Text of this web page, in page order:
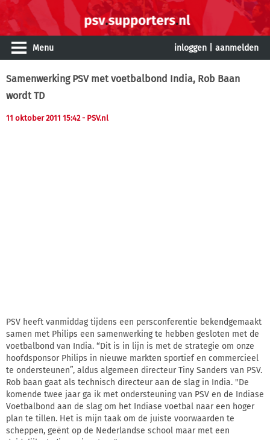
Menu inloggen aanmelden
Samenwerking PSV met voetbalbond India, Rob Baan
wordt TD
11 oktober 2011 15:42- PSV.nl
PSV heeft vanmiddag tijdens een persconferentie bekendgemaakt
samen met Philips een samenwerking te hebben gesloten met de
voetbalbond van India. “Dit is in lijn is met de strategie om onze
hoofdsponsor Philips in nieuwe markten sportief en commercieel
te ondersteunen”, aldus algemeen directeur Tiny Sanders van PSV.
Rob baan gaat als technisch directeur aan de slag in India. "De
komende twee jaar ga ik met ondersteuning van PSV en de Indiase
Voetbalbond aan de slag om het Indiase voetbal naar een hoger
plan te tillen. Het is mijn taak om de juiste voorwaarden te
scheppen, geënt op de Nederlandse school maar met een